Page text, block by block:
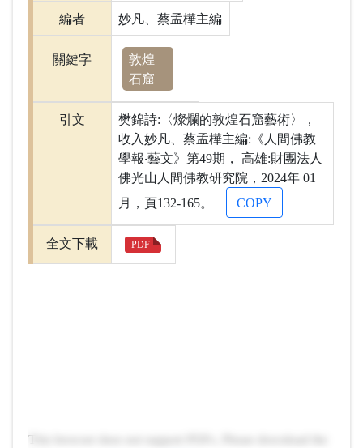
編者 妙凡、蔡孟樺主編
關鍵字
敦煌
石窟
引文
樊錦詩:〈燦爛的敦煌石窟藝術〉，
收入妙凡、蔡孟樺主編:《人間佛教
學報‧藝文》第49期， 高雄:財團法人
佛光山人間佛教研究院，2024年 01
月，頁132-165。
COPY
全文下載 PDF
This browser does not support PDFs. Please download the